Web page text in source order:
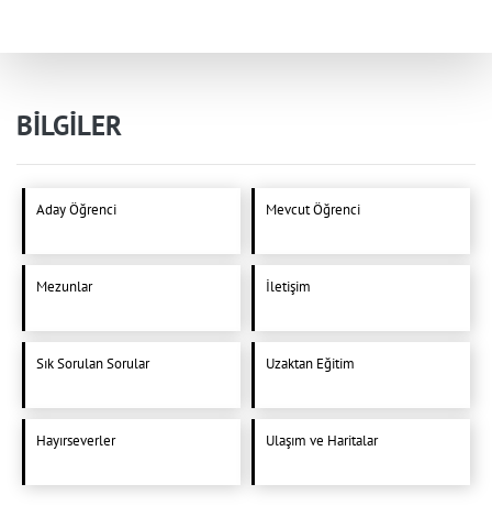
BİLGİLER
Aday Öğrenci Mevcut Öğrenci
Mezunlar İletişim
Sık Sorulan Sorular Uzaktan Eğitim
Hayırseverler Ulaşım ve Haritalar